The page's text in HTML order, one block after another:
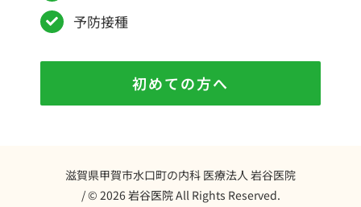
予防接種
初めての方へ
滋賀県甲賀市水口町の内科 医療法人 岩谷医院
/ © 2026岩谷医院All Rights Reserved.